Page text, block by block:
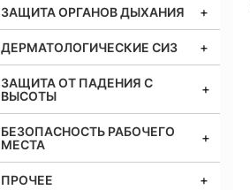
ЗАЩИТА ОРГАНОВ ДЫХАНИЯ
ДЕРМАТОЛОГИЧЕСКИЕ СИЗ
ЗАЩИТА ОТ ПАДЕНИЯ С
ВЫСОТЫ
БЕЗОПАСНОСТЬ РАБОЧЕГО
МЕСТА
ПРОЧЕЕ